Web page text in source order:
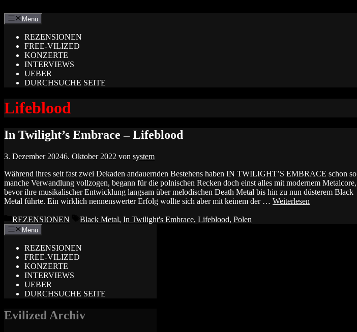
Inhalt
springen
Menü
REZENSIONEN
FREE-VILIZED
KONZERTE
INTERVIEWS
UEBER
DURCHSUCHE SEITE
Lifeblood
In Twilight’s Embrace – Lifeblood
3. Dezember 20246. Oktober 2022 von system
Während ihres seit fast zwei Dekaden andauernden Bestehens haben IN TWILIGHT’S EMBRACE schon so
manche Verwandlung vollzogen, begann für die polnischen Recken doch einst alles mit modernem Metalcore,
bevor ihre musikalischer Entwicklung langsam über melodischen Death Metal bis hin zu nun düsterem Black
Metal führte. Ein wirklich nennenswerter Erfolg wollte sich aber mit keinem der … Weiterlesen
Kategorien
REZENSIONEN Schlagwörter
Black Metal, In Twilight's Embrace, Lifeblood, Polen
Menü
REZENSIONEN
FREE-VILIZED
KONZERTE
INTERVIEWS
UEBER
DURCHSUCHE SEITE
Evilized Archiv